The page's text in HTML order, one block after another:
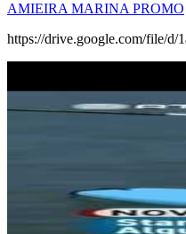
AMIEIRA MARINA PROMO
https://drive.google.com/file/d/